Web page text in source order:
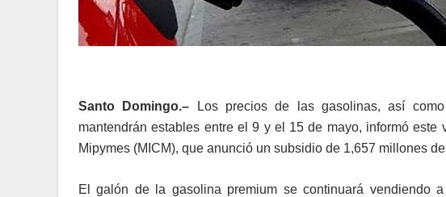
Santo Domingo.– Los precios de las gasolinas, así
mantendrán estables entre el 9 y el 15 de mayo, informó
Mipymes (MICM), que anunció un subsidio de 1,657 millones
El galón de la gasolina premium se continuará vendiendo